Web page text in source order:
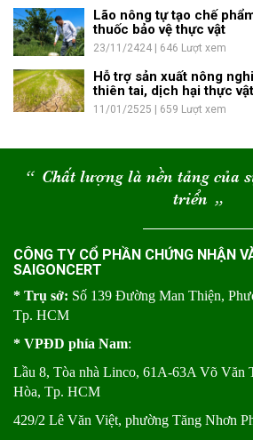
Lão nông tự tạo chế
thuốc bảo vệ thực vật
23/11/2424 | 646 Lượt xem
Hỗ trợ sản xuất nông
thiên tai, dịch hại thực vật
11/01/2525 | 659 Lượt xem
“ Chất lượng là nền tảng của
triển “
CÔNG TY CỔ PHẦN CHỨNG NHẬN
SAIGONCERT
* Trụ sở: Số 139 Đường Man Thiện,
Tp. HCM
* VPĐD phía Nam:
Lầu 8, Tòa nhà Linco, 61A-63A Võ Văn
Hòa, Tp. HCM
429/2 Lê Văn Việt, phường Tăng Nhơn